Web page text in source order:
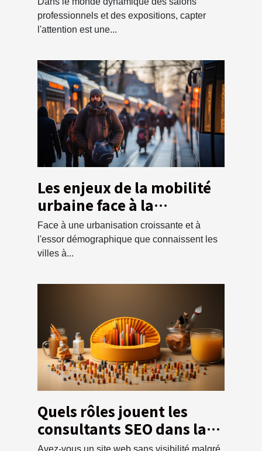
les expositions
professionnels et des expositions, capter
l'attention est une...
Les enjeux de la mobilité
urbaine face à la
croissance
démographique
Face à une urbanisation croissante et à
l'essor démographique que connaissent les
villes à...
Quels rôles jouent les
consultants SEO dans la
visibilité d’un site web ?
Avez-vous un site web sans visibilité malgré